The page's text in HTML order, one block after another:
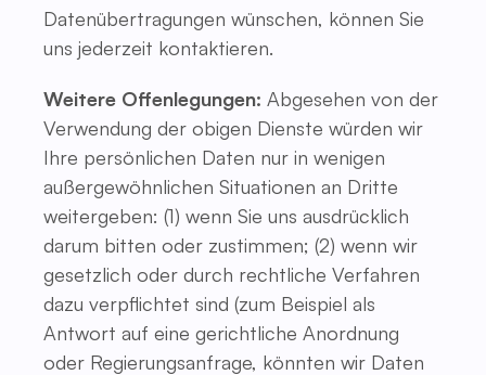
Datenübertragungen wünschen, können Sie
uns jederzeit kontaktieren.
Weitere Offenlegungen: Abgesehen von der
Verwendung der obigen Dienste würden wir
Ihre persönlichen Daten nur in wenigen
außergewöhnlichen Situationen an Dritte
weitergeben: (1) wenn Sie uns ausdrücklich
darum bitten oder zustimmen; (2) wenn wir
gesetzlich oder durch rechtliche Verfahren
dazu verpflichtet sind (zum Beispiel als
Antwort auf eine gerichtliche Anordnung
oder Regierungsanfrage, könnten wir Daten